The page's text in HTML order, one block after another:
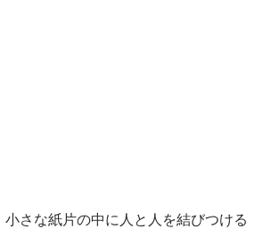
小さな紙片の中に人と人を結びつける